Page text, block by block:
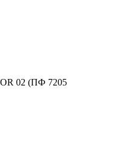
02 (ПФ 7205